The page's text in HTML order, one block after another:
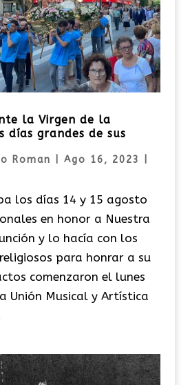
la Virgen de la
días grandes de sus
Roman Ago 16, 2023
los días 14 y 15 agosto
en honor a Nuestra
y lo hacía con los
para honrar a su
comenzaron el lunes
Unión Musical y Artística